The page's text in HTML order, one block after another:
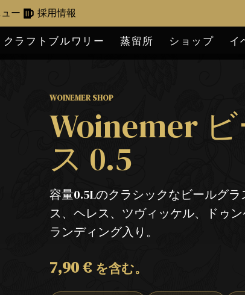
ー 採用情報
クラフトブルワリー 蒸留所 ショップ イ
WOINEMER SHOP
Woinemer
ス 0.5
容量0.5Lのクラシックなビールグ
ス、ヘレス、ツヴィッケル、ドゥ
ランディング入り。
7,90€ を含む。